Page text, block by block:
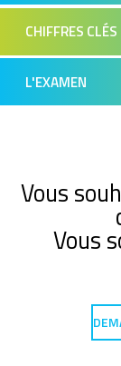
CHIFFRES
L'EXAMEN
Vous
Vous